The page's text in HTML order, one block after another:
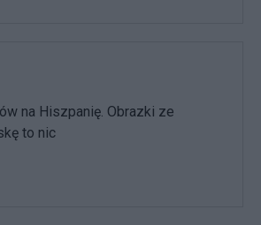
na Hiszpanię. Obrazki ze
to nic